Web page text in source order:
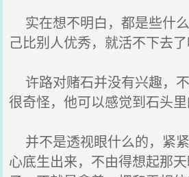
实在想不明白，都是些什
己比别人优秀，就活不下去了
许路对赌石并没有兴趣，
很奇怪，他可以感觉到石头里
并不是透视眼什么的，紧
心底生出来，不由得想起那